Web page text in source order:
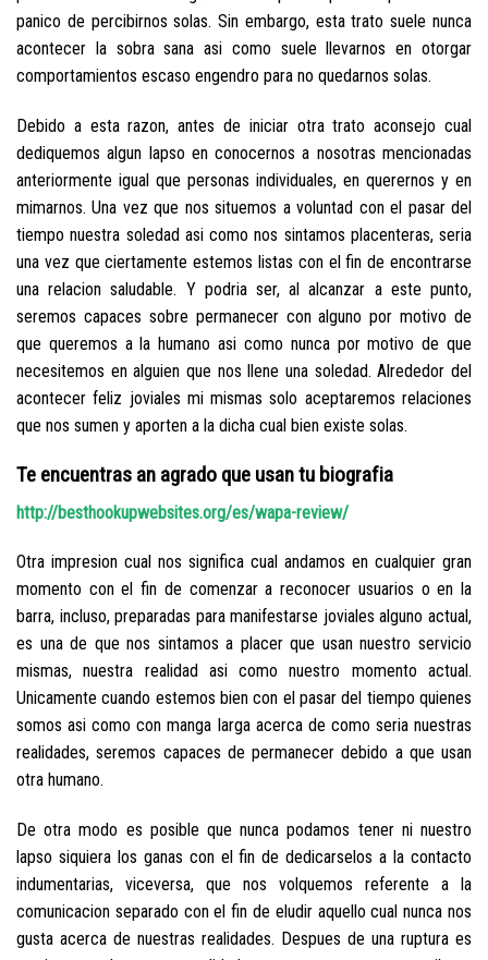
panico de percibirnos solas. Sin embargo, esta trato suele nunca
acontecer la sobra sana asi­ como suele llevarnos en otorgar
comportamientos escaso engendro para no quedarnos solas.
Debido a esta razon, antes de iniciar otra trato aconsejo cual
dediquemos algun lapso en conocernos a nosotras mencionadas
anteriormente igual que personas individuales, en querernos y en
mimarnos. Una vez que nos situemos a voluntad con el pasar del
tiempo nuestra soledad asi­ como nos sintamos placenteras, seria
una vez que ciertamente estemos listas con el fin de encontrarse
una relacion saludable. Y podri­a ser, al alcanzar a este punto,
seremos capaces sobre permanecer con alguno por motivo de
que queremos a la humano asi­ como nunca por motivo de que
necesitemos en alguien que nos llene una soledad. Alrededor del
acontecer feliz joviales mi mismas solo aceptaremos relaciones
que nos sumen y aporten a la dicha cual bien existe solas.
Te encuentras an agrado que usan tu biografia
http://besthookupwebsites.org/es/wapa-review/
Otra impresion cual nos significa cual andamos en cualquier gran
momento con el fin de comenzar a reconocer usuarios o en la
barra, incluso, preparadas para manifestarse joviales alguno actual,
es una de que nos sintamos a placer que usan nuestro servicio
mismas, nuestra realidad asi­ como nuestro momento actual.
Unicamente cuando estemos bien con el pasar del tiempo quienes
somos asi­ como con manga larga acerca de como seri­a nuestras
realidades, seremos capaces de permanecer debido a que usan
otra humano.
De otra modo es posible que nunca podamos tener ni nuestro
lapso siquiera los ganas con el fin de dedicarselos a la contacto
indumentarias, viceversa, que nos volquemos referente a la
comunicacion separado con el fin de eludir aquello cual nunca nos
gusta acerca de nuestras realidades. Despues de una ruptura es